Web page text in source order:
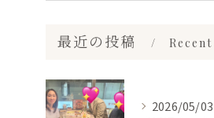
最近の投稿
2026/05/03